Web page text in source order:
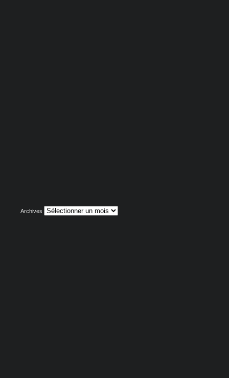
Archives